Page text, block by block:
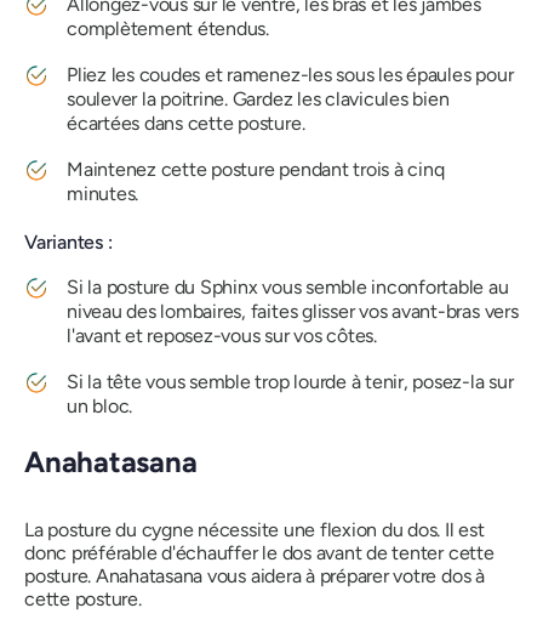
Allongez-vous sur le ventre, les bras et les jambes
complètement étendus.
Pliez les coudes et ramenez-les sous les épaules pour
soulever la poitrine. Gardez les clavicules bien
écartées dans cette posture.
Maintenez cette posture pendant trois à cinq
minutes.
Variantes :
Si la posture du Sphinx vous semble inconfortable au
niveau des lombaires, faites glisser vos avant-bras vers
l'avant et reposez-vous sur vos côtes.
Si la tête vous semble trop lourde à tenir, posez-la sur
un bloc.
Anahatasana
La posture du cygne nécessite une flexion du dos. Il est
donc préférable d'échauffer le dos avant de tenter cette
posture. Anahatasana vous aidera à préparer votre dos à
cette posture.